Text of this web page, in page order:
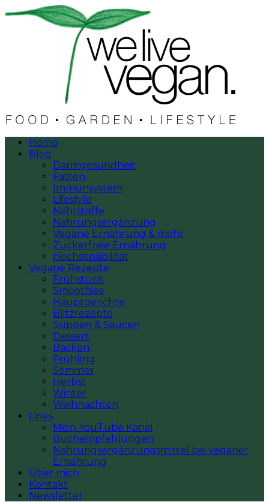
Home
Blog
Darmgesundheit
Fasten
Immunsystem
Lifestyle
Nährstoffe
Nahrungsergänzung
Vegane Ernährung & mehr
Zuckerfreie Ernährung
Hochsensibilität
Vegane Rezepte
Frühstück
Smoothies
Hauptgerichte
Blitzrezepte
Suppen & Saucen
Dessert
Backen
Frühling
Sommer
Herbst
Winter
Weihnachten
Links
Mein YouTube Kanal
Buchempfehlungen
Nahrungsergänzungsmittel bei veganer
Ernährung
Über mich
Kontakt
Newsletter